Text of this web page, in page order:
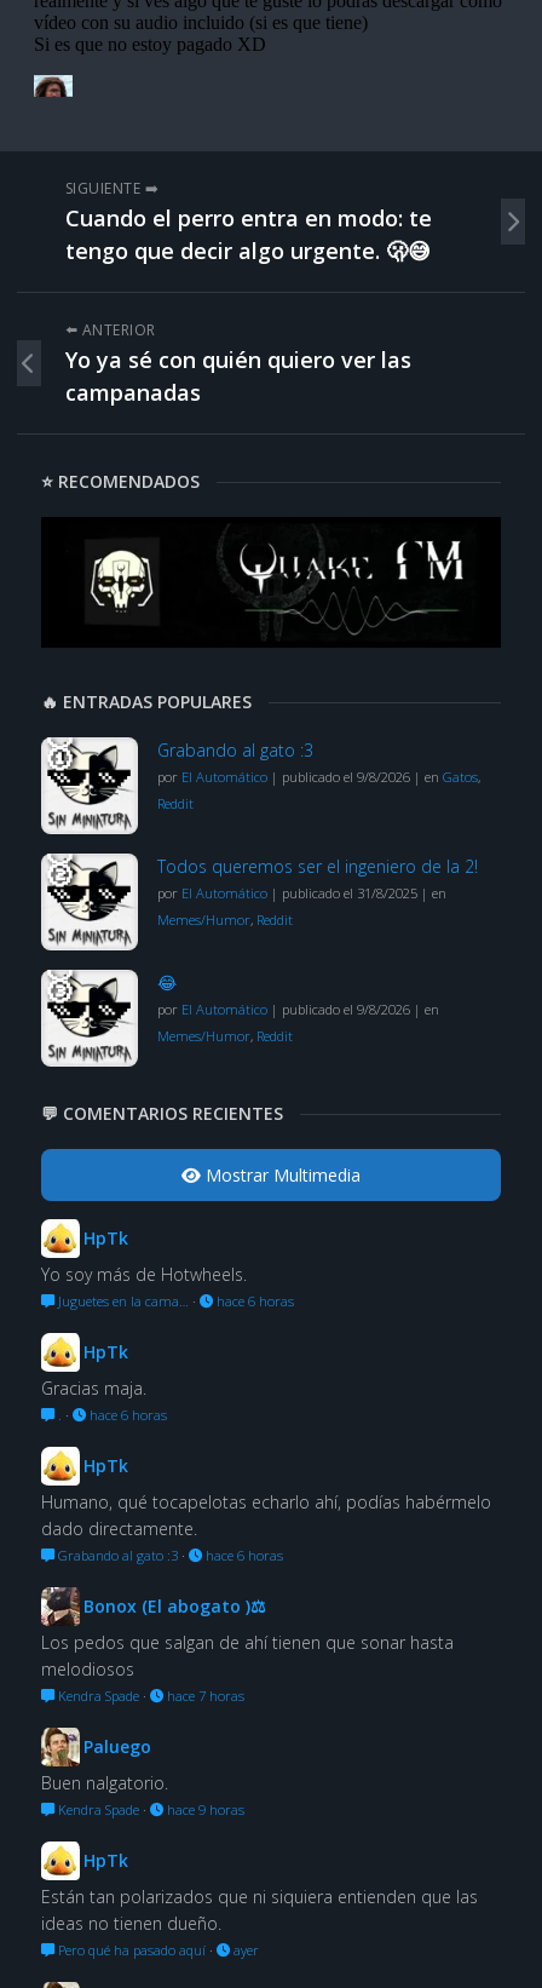
SIGUIENTE ➡️
Cuando el perro entra en modo: te
tengo que decir algo urgente. 🫢😅
⬅️ ANTERIOR
Yo ya sé con quién quiero ver las
campanadas
⭐ RECOMENDADOS
🔥 ENTRADAS POPULARES
Grabando al gato :3
por El Automático| publicado el 9/8/2026| en Gatos,
Reddit
Todos queremos ser el ingeniero de la 2!
por El Automático| publicado el 31/8/2025| en
Memes/Humor, Reddit
😂
por El Automático| publicado el 9/8/2026| en
Memes/Humor, Reddit
💬 COMENTARIOS RECIENTES
Mostrar Multimedia
HpTk
Yo soy más de Hotwheels.
Juguetes en la cama… · hace 6 horas
HpTk
Gracias maja.
. · hace 6 horas
HpTk
Humano, qué tocapelotas echarlo ahí, podías habérmelo
dado directamente.
Grabando al gato :3· hace 6 horas
Bonox (El abogato )⚖
Los pedos que salgan de ahí tienen que sonar hasta
melodiosos
Kendra Spade· hace 7 horas
Paluego
Buen nalgatorio.
Kendra Spade· hace 9 horas
HpTk
Están tan polarizados que ni siquiera entienden que las
ideas no tienen dueño.
Pero qué ha pasado aquí· ayer